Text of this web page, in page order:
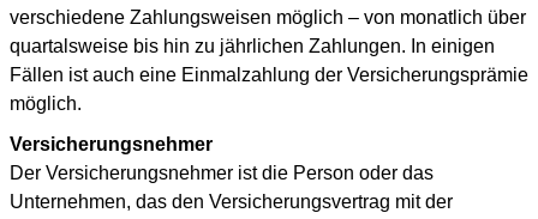
verschiedene Zahlungsweisen möglich – von monatlich über
quartalsweise bis hin zu jährlichen Zahlungen. In einigen
Fällen ist auch eine Einmalzahlung der Versicherungsprämie
möglich.
Versicherungsnehmer
Der Versicherungsnehmer ist die Person oder das
Unternehmen, das den Versicherungsvertrag mit der